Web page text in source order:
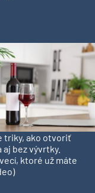
triky, ako otvoriť
bez vývrtky.
ktoré už máte